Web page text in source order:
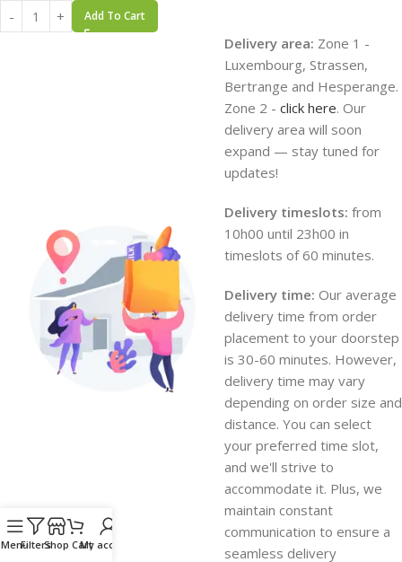
Add To Cart
Delivery area: Zone 1 -
Luxembourg, Strassen,
Bertrange and Hesperange.
Zone 2 - click here. Our
delivery area will soon
expand — stay tuned for
updates!
Delivery timeslots: from
10h00 until 23h00 in
timeslots of 60 minutes.
Delivery time: Our average
delivery time from order
placement to your doorstep
is 30-60 minutes. However,
delivery time may vary
depending on order size and
distance. You can select
your preferred time slot,
and we'll strive to
accommodate it. Plus, we
maintain constant
communication to ensure a
seamless delivery
MenuFiltersShop Cart
My account